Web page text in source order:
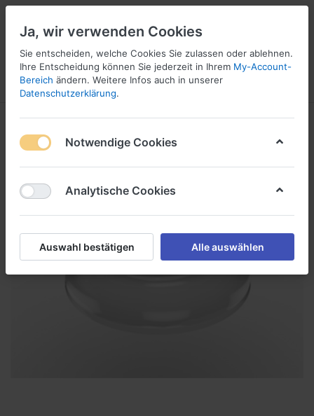
Menü Anmelden Vergleichen Wunschliste
1
Ja, wir verwenden Cookies
Sie entscheiden, welche Cookies Sie zulassen oder ablehnen.
Ihre Entscheidung können Sie jederzeit in Ihrem My-Account-
Bereich ändern. Weitere Infos auch in unserer
Datenschutzerklärung.
Notwendige Cookies
Analytische Cookies
Auswahl bestätigen Alle auswählen